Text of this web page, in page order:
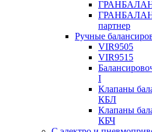
партнер
Ручные
VIR9505
VIR9515
I
Клапаны
КБЛ
Клапаны
КБЧ